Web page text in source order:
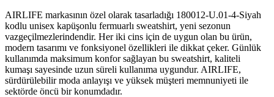
AIRLIFE markasının özel olarak tasarladığı 180012-U.01-4-Siyah
kodlu unisex kapüşonlu fermuarlı sweatshirt, yeni sezonun
vazgeçilmezlerindendir. Her iki cins için de uygun olan bu ürün,
modern tasarımı ve fonksiyonel özellikleri ile dikkat çeker. Günlük
kullanımda maksimum konfor sağlayan bu sweatshirt, kaliteli
kumaşı sayesinde uzun süreli kullanıma uygundur. AIRLIFE,
sürdürülebilir moda anlayışı ve yüksek müşteri memnuniyeti ile
sektörde öncü bir konumdadır.